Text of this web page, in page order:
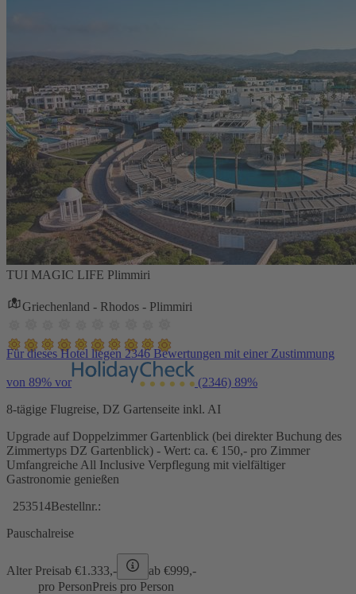
TUI MAGIC LIFE Plimmiri
Griechenland - Rhodos - Plimmiri
Für dieses Hotel liegen 2346 Bewertungen mit einer Zustimmung
von 89% vor (2346) 89%
8-tägige Flugreise, DZ Gartenseite inkl. AI
Upgrade auf Doppelzimmer Gartenblick (bei direkter Buchung des
Zimmertyps DZ Gartenblick) - Wert: ca. € 150,- pro Zimmer
Umfangreiche All Inclusive Verpflegung mit vielfältiger
Gastronomie genießen
253514Bestellnr.:
Pauschalreise
Alter Preisab €1.333,- ab €999,-
pro PersonPreis pro Person